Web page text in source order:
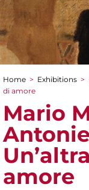
You are here
Home > Exhibitions >
di amore
Mario
amore